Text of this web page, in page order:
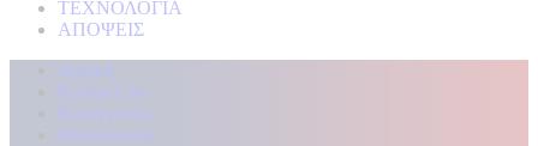
ΤΕΧΝΟΛΟΓΙΑ
ΑΠΟΨΕΙΣ
Αρχική
Kontra Live
Καταγγελίες
Επικοινωνία